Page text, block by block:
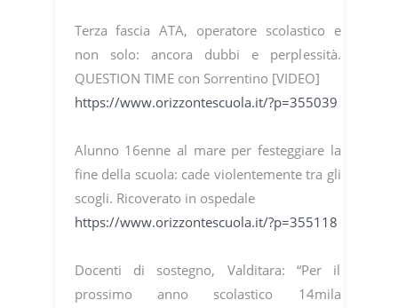
Terza fascia ATA, operatore scolastico e
non solo: ancora dubbi e perplessità.
QUESTION TIME con Sorrentino [VIDEO]
https://www.orizzontescuola.it/?p=355039
Alunno 16enne al mare per festeggiare la
fine della scuola: cade violentemente tra gli
scogli. Ricoverato in ospedale
https://www.orizzontescuola.it/?p=355118
Docenti di sostegno, Valditara: “Per il
prossimo anno scolastico 14mila